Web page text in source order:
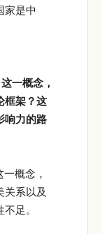
家是中
一概念，
框架？这
响力的路
概念，
系以及
足。